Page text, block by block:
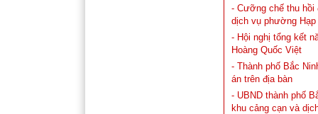
- Cưỡng chế thu
dịch vụ phường Hạp
- Hội nghị tổng kết
Hoàng Quốc Việt
- Thành phố Bắc
án trên địa bàn
- UBND thành phố
khu cảng cạn và